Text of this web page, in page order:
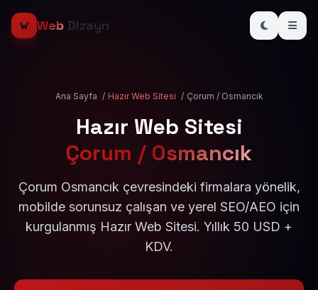
Web Dizayn
Ana Sayfa / Hazır Web Sitesi / Çorum / Osmancık
Hazır Web Sitesi
Çorum / Osmancık
Çorum Osmancık çevresindeki firmalara yönelik,
mobilde sorunsuz çalışan ve yerel SEO/AEO için
kurgulanmış Hazır Web Sitesi. Yıllık 50 USD +
KDV.